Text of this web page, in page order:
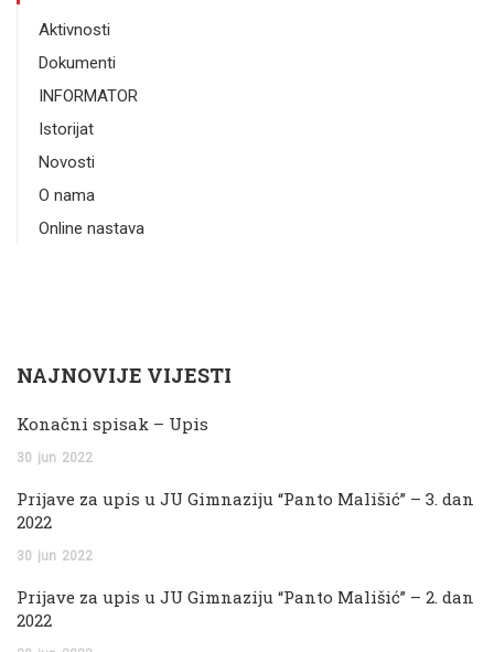
Aktivnosti
Dokumenti
INFORMATOR
Istorijat
Novosti
O nama
Online nastava
NAJNOVIJE VIJESTI
Konačni spisak – Upis
30 jun 2022
Prijave za upis u JU Gimnaziju “Panto Mališić” – 3. dan
2022
30 jun 2022
Prijave za upis u JU Gimnaziju “Panto Mališić” – 2. dan
2022